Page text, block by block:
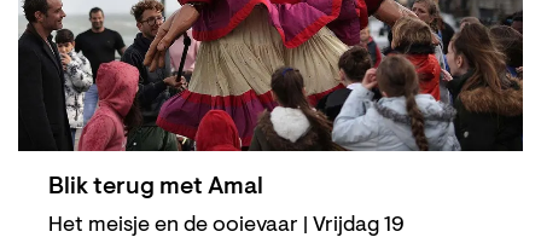
Blik terug met Amal
Het meisje en de ooievaar | Vrijdag 19